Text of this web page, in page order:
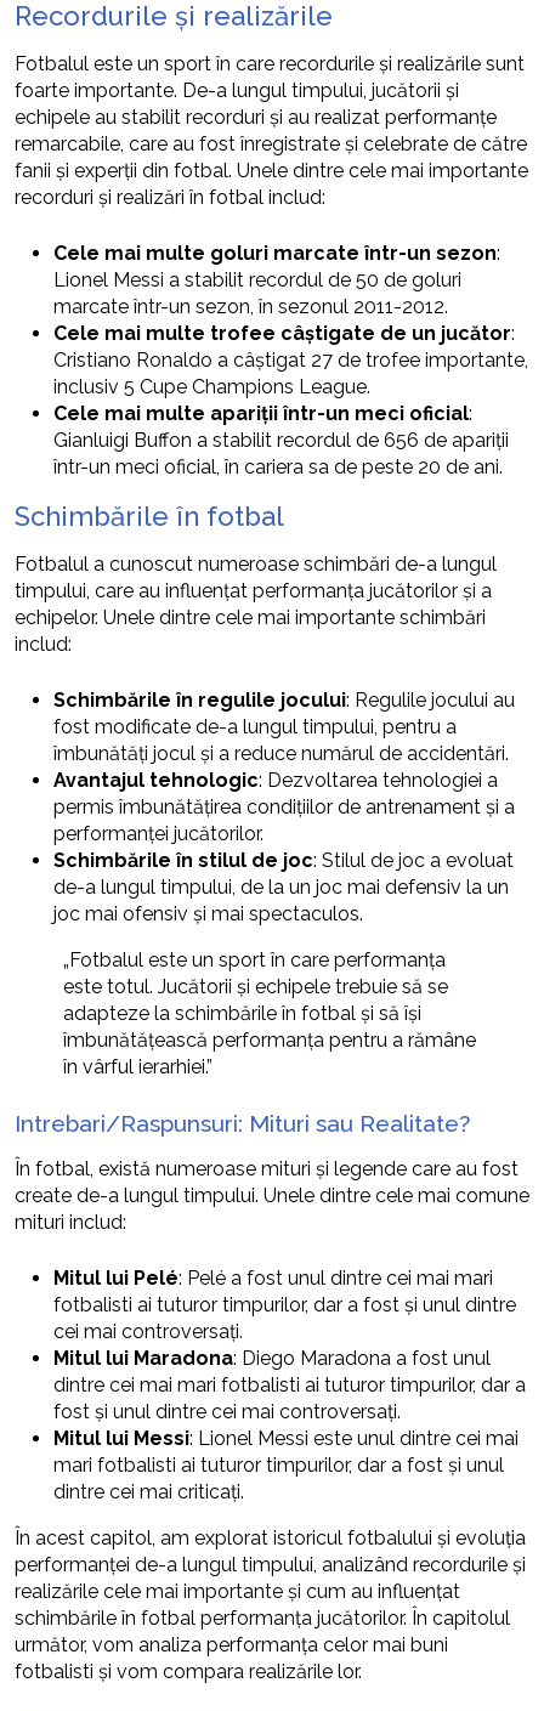
Recordurile și realizările
Fotbalul este un sport în care recordurile și realizările sunt
foarte importante. De-a lungul timpului, jucătorii și
echipele au stabilit recorduri și au realizat performanțe
remarcabile, care au fost înregistrate și celebrate de către
fanii și experții din fotbal. Unele dintre cele mai importante
recorduri și realizări în fotbal includ:
Cele mai multe goluri marcate într-un sezon:
Lionel Messi a stabilit recordul de 50 de goluri
marcate într-un sezon, în sezonul 2011-2012.
Cele mai multe trofee câștigate de un jucător:
Cristiano Ronaldo a câștigat 27 de trofee importante,
inclusiv 5 Cupe Champions League.
Cele mai multe apariții într-un meci oficial:
Gianluigi Buffon a stabilit recordul de 656 de apariții
într-un meci oficial, în cariera sa de peste 20 de ani.
Schimbările în fotbal
Fotbalul a cunoscut numeroase schimbări de-a lungul
timpului, care au influențat performanța jucătorilor și a
echipelor. Unele dintre cele mai importante schimbări
includ:
Schimbările în regulile jocului: Regulile jocului au
fost modificate de-a lungul timpului, pentru a
îmbunătăți jocul și a reduce numărul de accidentări.
Avantajul tehnologic: Dezvoltarea tehnologiei a
permis îmbunătățirea condițiilor de antrenament și a
performanței jucătorilor.
Schimbările în stilul de joc: Stilul de joc a evoluat
de-a lungul timpului, de la un joc mai defensiv la un
joc mai ofensiv și mai spectaculos.
„Fotbalul este un sport în care performanța
este totul. Jucătorii și echipele trebuie să se
adapteze la schimbările în fotbal și să își
îmbunătățească performanța pentru a rămâne
în vârful ierarhiei.”
Intrebari/Raspunsuri: Mituri sau Realitate?
În fotbal, există numeroase mituri și legende care au fost
create de-a lungul timpului. Unele dintre cele mai comune
mituri includ:
Mitul lui Pelé: Pelé a fost unul dintre cei mai mari
fotbalisti ai tuturor timpurilor, dar a fost și unul dintre
cei mai controversați.
Mitul lui Maradona: Diego Maradona a fost unul
dintre cei mai mari fotbalisti ai tuturor timpurilor, dar a
fost și unul dintre cei mai controversați.
Mitul lui Messi: Lionel Messi este unul dintre cei mai
mari fotbalisti ai tuturor timpurilor, dar a fost și unul
dintre cei mai criticați.
În acest capitol, am explorat istoricul fotbalului și evoluția
performanței de-a lungul timpului, analizând recordurile și
realizările cele mai importante și cum au influențat
schimbările în fotbal performanța jucătorilor. În capitolul
următor, vom analiza performanța celor mai buni
fotbalisti și vom compara realizările lor.